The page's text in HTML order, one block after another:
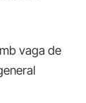
vaga de